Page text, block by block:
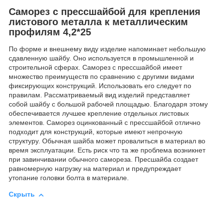
Саморез с прессшайбой для крепления
листового металла к металлическим
профилям 4,2*25
По форме и внешнему виду изделие напоминает небольшую
сдавленную шайбу. Оно используется в промышленной и
строительной сферах. Саморез с прессшайбой имеет
множество преимуществ по сравнению с другими видами
фиксирующих конструкций. Использовать его следует по
правилам. Рассматриваемый вид изделий представляет
собой шайбу с большой рабочей площадью. Благодаря этому
обеспечивается лучшее крепление отдельных листовых
элементов. Саморез оцинкованный с прессшайбой отлично
подходит для конструкций, которые имеют непрочную
структуру. Обычная шайба может провалиться в материал во
время эксплуатации. Есть риск что та же проблема возникнет
при завинчивании обычного самореза. Пресшайба создает
равномерную нагрузку на материал и предупреждает
утопание головки болта в материале.
Скрыть